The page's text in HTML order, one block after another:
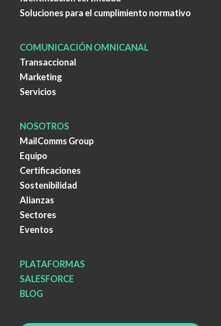
Soluciones para el cumplimiento normativo
COMUNICACIÓN OMNICANAL
Transaccional
Marketing
Servicios
NOSOTROS
MailComms Group
Equipo
Certificaciones
Sostenibilidad
Alianzas
Sectores
Eventos
PLATAFORMAS
SALESFORCE
BLOG